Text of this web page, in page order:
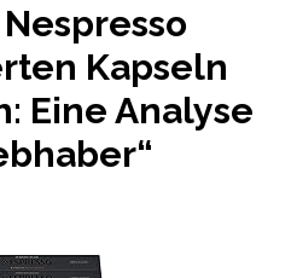
Kapseln
Eine Analyse